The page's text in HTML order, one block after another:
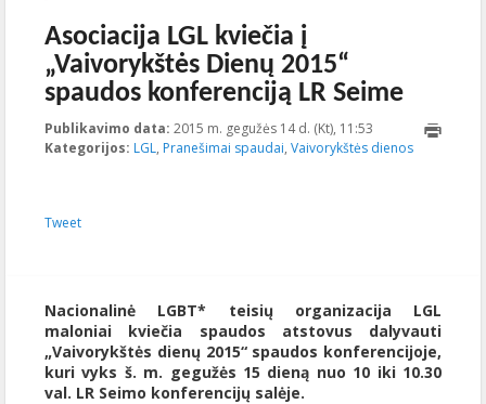
Asociacija LGL kviečia į
„Vaivorykštės Dienų 2015“
spaudos konferenciją LR Seime
Publikavimo data: 2015 m. gegužės 14 d. (Kt), 11:53 2015-05-
Kategorijos: LGL, Pranešimai spaudai, Vaivorykštės dienos
Tweet
Nacionalinė LGBT* teisių organizacija LGL
maloniai kviečia spaudos atstovus dalyvauti
„Vaivorykštės dienų 2015“ spaudos konferencijoje,
kuri vyks š. m. gegužės 15 dieną nuo 10 iki 10.30
val. LR Seimo konferencijų salėje.